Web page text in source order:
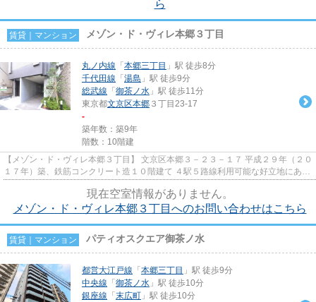
ら
賃貸｜マンション メゾン・ド・ヴィレ本郷３丁目
丸ノ内線 「 本郷三丁目 」駅 徒歩8分
千代田線 「 湯島 」駅 徒歩9分
総武線 「 御茶ノ水 」駅 徒歩11分
東京都文京区本郷 ３丁目23-17
-
築年数：築9年
階数：10階建
【メゾン・ド・ヴィレ本郷３丁目】 文京区本郷３－２３－１７ 平成２９年（２０
１７年）築、鉄筋コンクリート造１０階建て ４駅５路線利用可能な好立地にあり
現在空室情報がありません。
メゾン・ド・ヴィレ本郷３丁目へのお問い合わせはこちら
賃貸｜マンション パティオスクエア御茶ノ水
都営大江戸線 「 本郷三丁目 」駅 徒歩9分
中央線 「 御茶ノ水 」駅 徒歩10分
銀座線 「 末広町 」駅 徒歩10分